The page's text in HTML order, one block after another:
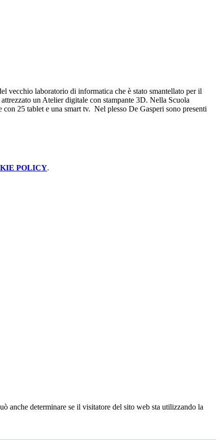
vecchio laboratorio di informatica che è stato smantellato per il
un Atelier digitale con stampante 3D. Nella Scuola
25 tablet e una smart tv. Nel plesso De Gasperi sono presenti
POLICY.
anche determinare se il visitatore del sito web sta utilizzando la